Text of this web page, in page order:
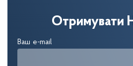
Отримувати
Ваш e-mail